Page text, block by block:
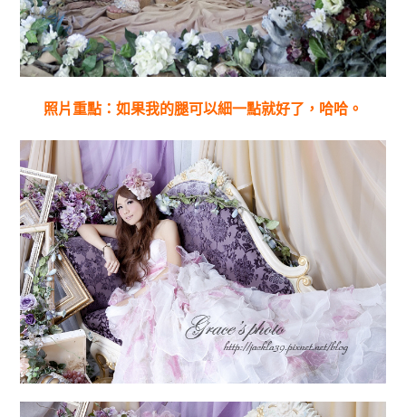
照片重點：如果我的腿可以細一點就好了，哈哈。